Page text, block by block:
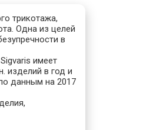
трикотажа,
Одна из целей
в
имеет
изделий в год и
данным на 2017